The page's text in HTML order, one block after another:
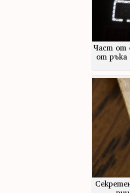
Част от
от ръка